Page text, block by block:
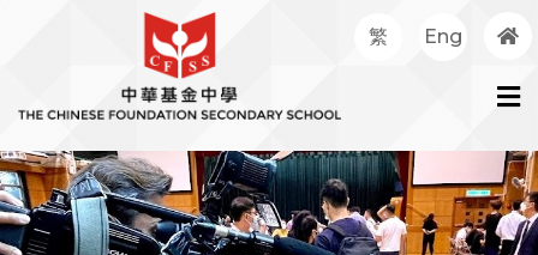
繁 Eng